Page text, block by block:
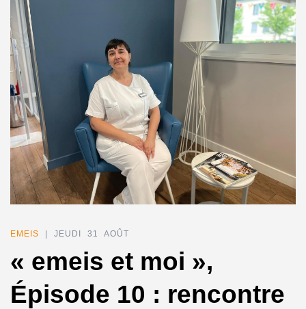
EMEIS | JEUDI 31 AOÛT
« emeis et moi »,
Épisode 10 : rencontre